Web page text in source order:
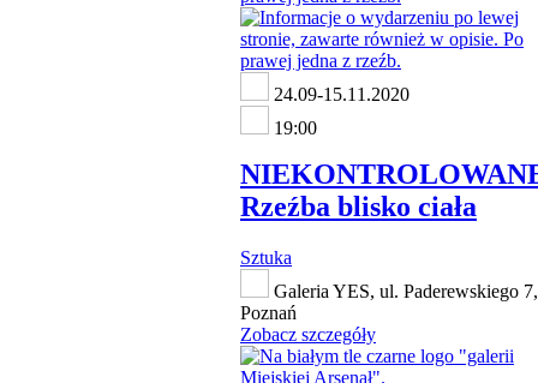
24.09-15.11.2020
19:00
Rzeźba blisko ciała
Sztuka
Galeria YES, ul. Paderewskiego 7,
Poznań
Zobacz szczegóły